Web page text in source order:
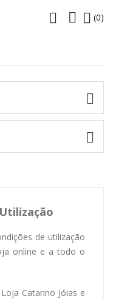
 (0)




de utilização
online e a todo o
Catarino Jóias e